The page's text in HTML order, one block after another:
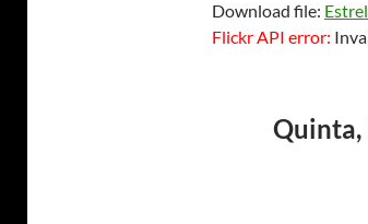
Download file:
Flickr API error:
Quinta,